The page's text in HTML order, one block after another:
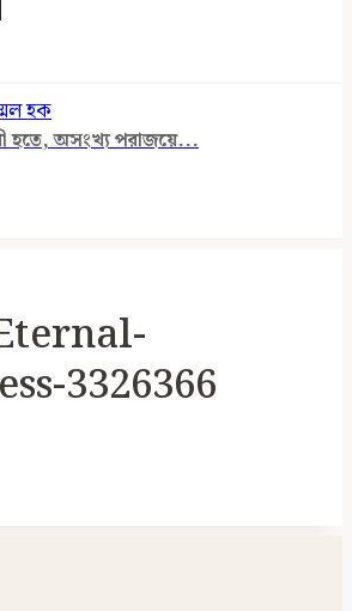
হতে, অসংখ্য পরাজয়ে...
3326366